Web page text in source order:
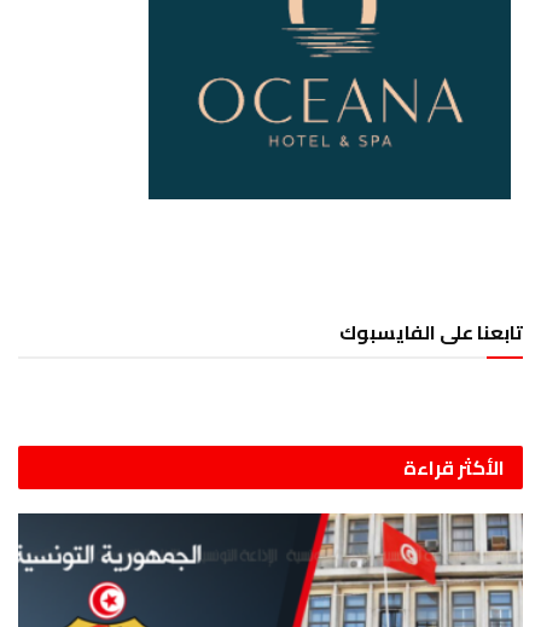
تابعنا على الفايسبوك
الأكثر قراءة